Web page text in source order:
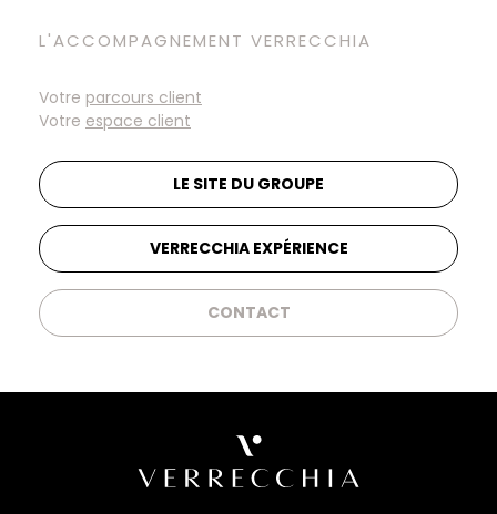
L'ACCOMPAGNEMENT VERRECCHIA
Votre parcours client
Votre espace client
LE SITE DU GROUPE
VERRECCHIA EXPÉRIENCE
CONTACT